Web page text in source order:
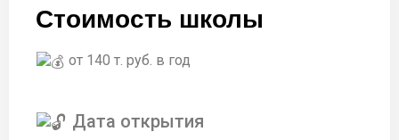
Стоимость школы
от 140 т. руб. в год
Дата открытия